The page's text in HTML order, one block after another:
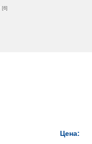
[6]
Цена: